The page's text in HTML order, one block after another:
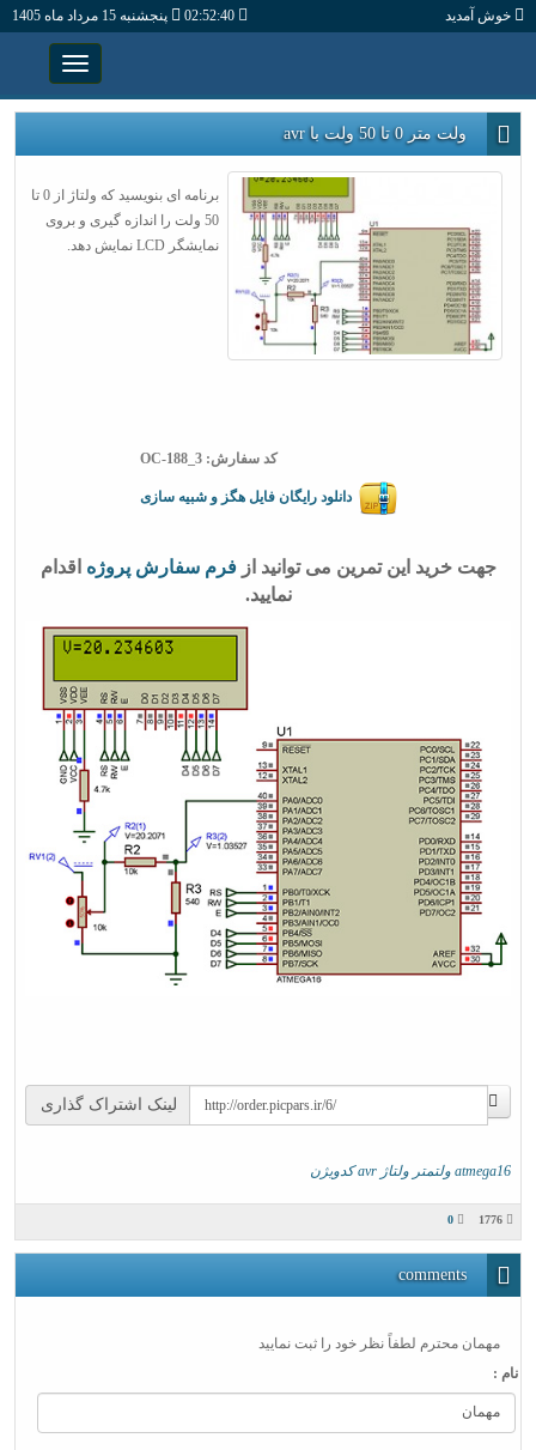
خوش آمدید 02:52:41 پنجشنبه 15 مرداد ماه 1405
ولت متر 0 تا 50 ولت با avr
برنامه ای بنویسید که ولتاژ از 0 تا
50 ولت را اندازه گیری و بروی
نمایشگر LCD نمایش دهد.
کد سفارش: OC-188_3
دانلود رایگان فایل هگز و شبیه سازی
جهت خرید این تمرین می توانید ازفرم سفارش پروژه اقدام
نمایید.
لینک اشتراک گذاری
atmega16 ولتمتر ولتاژ avr کدویژن
0
comments
مهمان محترم لطفاً نظر خود را ثبت نمایید
نام :